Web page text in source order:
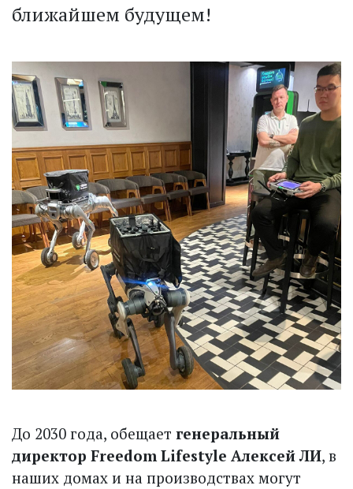
ближайшем будущем!
До 2030 года, обещает генеральный
директор Freedom Lifestyle Алексей ЛИ, в
наших домах и на производствах могут